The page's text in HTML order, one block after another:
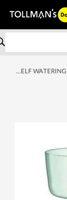
עציץ CANOPY SELF WATERING S